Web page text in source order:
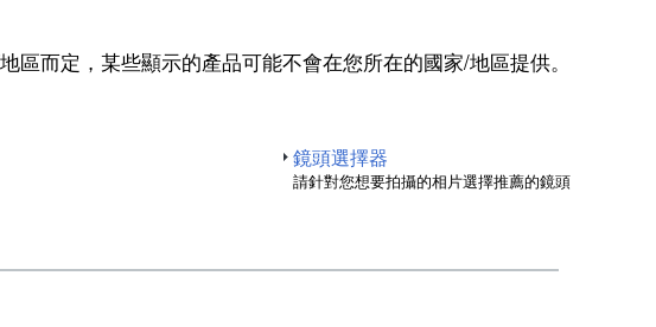
區而定，某些顯示的產品可能不會在您所在的國家/地區提供。
鏡頭選擇器
請針對您想要拍攝的相片選擇推薦的鏡頭